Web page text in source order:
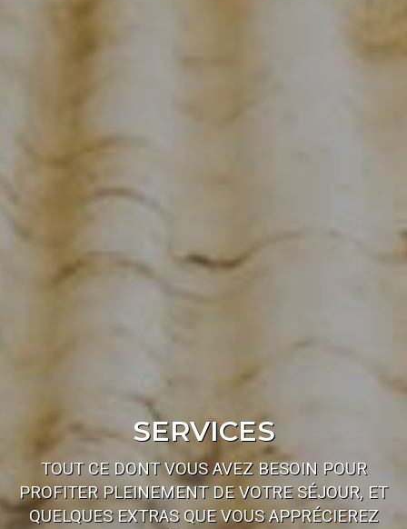
SERVICES
TOUT CE DONT VOUS AVEZ BESOIN POUR
PROFITER PLEINEMENT DE VOTRE SÉJOUR, ET
QUELQUES EXTRAS QUE VOUS APPRÉCIEREZ